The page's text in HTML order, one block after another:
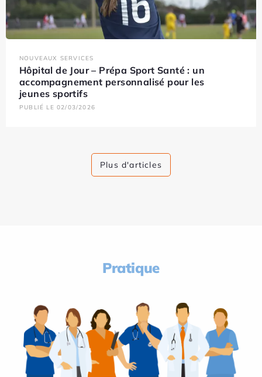
NOUVEAUX SERVICES
Hôpital de Jour – Prépa Sport Santé : un
accompagnement personnalisé pour les
jeunes sportifs
PUBLIÉ LE 02/03/2026
Plus d'articles
Pratique